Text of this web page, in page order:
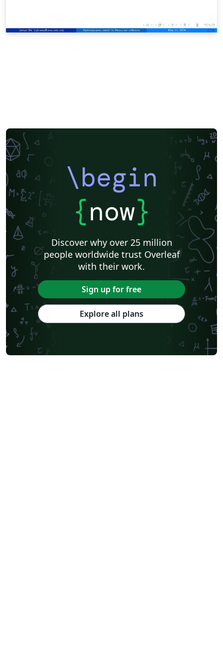
\begin
{now}
Discover why over 25 million
people worldwide trust Overleaf
with their work.
Sign up for free
Explore all plans